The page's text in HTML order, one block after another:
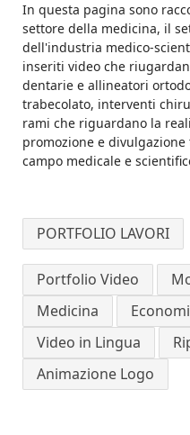
In questa pagina sono
settore della medicina, il
dell'industria medico-
inseriti video che
dentarie e allineatori
trabecolato, interventi
rami che riguardano la
promozione e
campo medicale e
PORTFOLIO LAVORI
Portfolio Video
Medicina
Video in Lingua
Animazione Logo